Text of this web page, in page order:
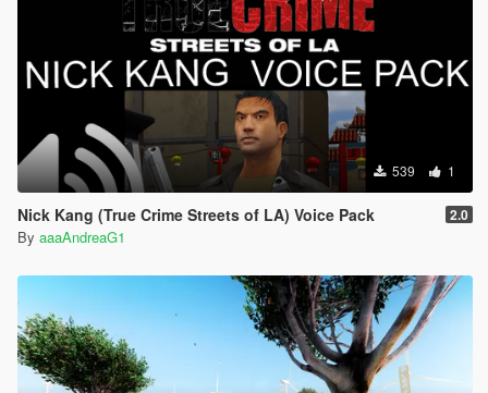
539 1
Nick Kang (True Crime Streets of LA) Voice Pack 2.0
By aaaAndreaG1